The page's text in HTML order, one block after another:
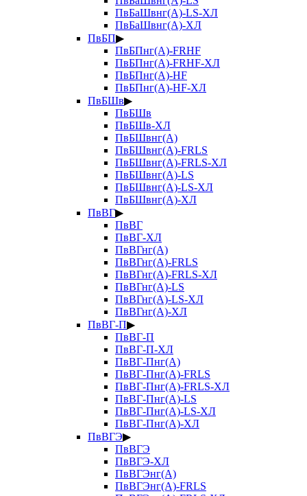
ПвБаШвнг(А)-LS-ХЛ
ПвБаШвнг(А)-ХЛ
ПвБП▶
ПвБПнг(А)-FRHF
ПвБПнг(А)-FRHF-ХЛ
ПвБПнг(А)-HF
ПвБПнг(А)-HF-ХЛ
ПвБШв▶
ПвБШв
ПвБШв-ХЛ
ПвБШвнг(А)
ПвБШвнг(А)-FRLS
ПвБШвнг(А)-FRLS-ХЛ
ПвБШвнг(А)-LS
ПвБШвнг(А)-LS-ХЛ
ПвБШвнг(А)-ХЛ
ПвВГ▶
ПвВГ
ПвВГ-ХЛ
ПвВГнг(А)
ПвВГнг(А)-FRLS
ПвВГнг(А)-FRLS-ХЛ
ПвВГнг(А)-LS
ПвВГнг(А)-LS-ХЛ
ПвВГнг(А)-ХЛ
ПвВГ-П▶
ПвВГ-П
ПвВГ-П-ХЛ
ПвВГ-Пнг(А)
ПвВГ-Пнг(А)-FRLS
ПвВГ-Пнг(А)-FRLS-ХЛ
ПвВГ-Пнг(А)-LS
ПвВГ-Пнг(А)-LS-ХЛ
ПвВГ-Пнг(А)-ХЛ
ПвВГЭ▶
ПвВГЭ
ПвВГЭ-ХЛ
ПвВГЭнг(А)
ПвВГЭнг(А)-FRLS